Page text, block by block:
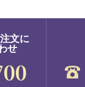
文に
せ